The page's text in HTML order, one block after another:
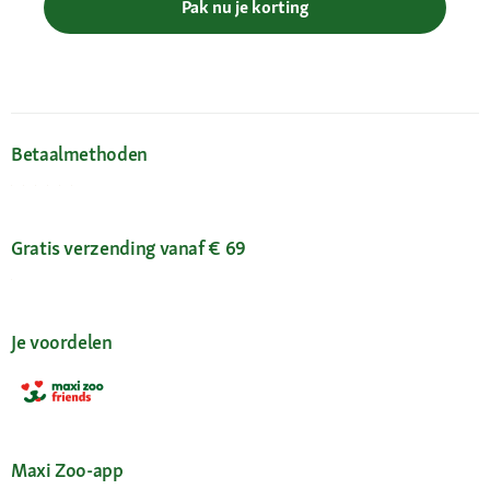
Pak nu je korting
Betaalmethoden
Gratis verzending vanaf € 69
Je voordelen
Maxi Zoo-app